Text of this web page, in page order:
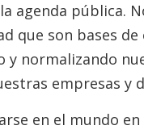
agenda pública.
que son bases de
y normalizando
empresas y
en el mundo